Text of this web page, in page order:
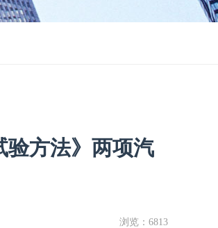
验方法》两项汽
浏览： 6813